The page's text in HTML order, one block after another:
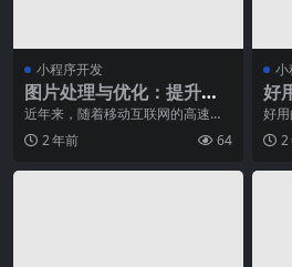
小程序开发
图片处理与优化：提升小
程序视觉体验
近年来，随着移动互联网的高速发
展，小程序越来越受到用户的关
注。在当下的市场上，用
2 年前 64
小
好
好
提
业环
2